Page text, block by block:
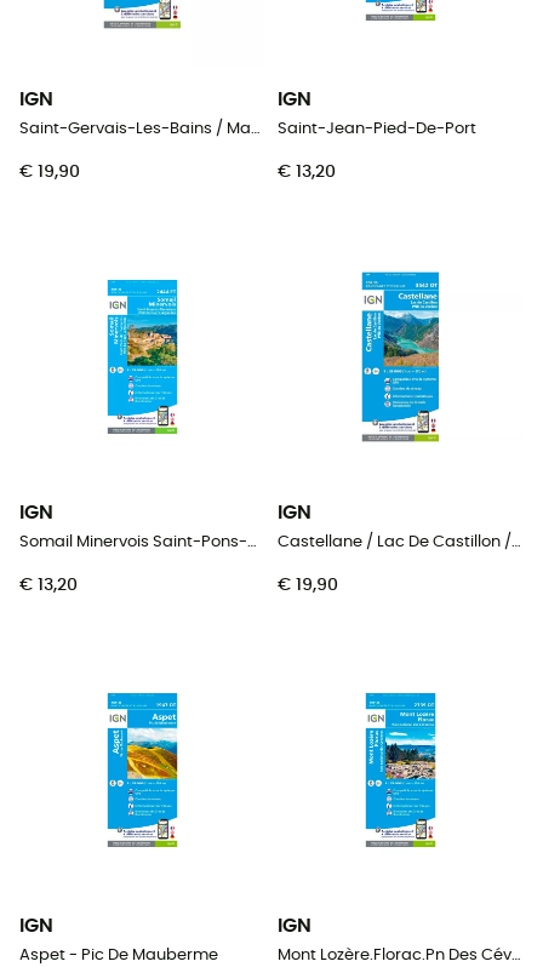
IGN
Saint-Gervais-Les-Bains / Massif du Mont Blanc
€ 19,90
IGN
Saint-Jean-Pied-De-Port
€ 13,20
IGN
Somail Minervois Saint-Pons-De-Thomières.Pnr Du Haut Languedoc
€ 13,20
IGN
Castellane / Lac De Castillon / Pnr Du Verdon
€ 19,90
IGN
Aspet - Pic De Mauberme
IGN
Mont Lozère.Florac.Pn Des Cévennes